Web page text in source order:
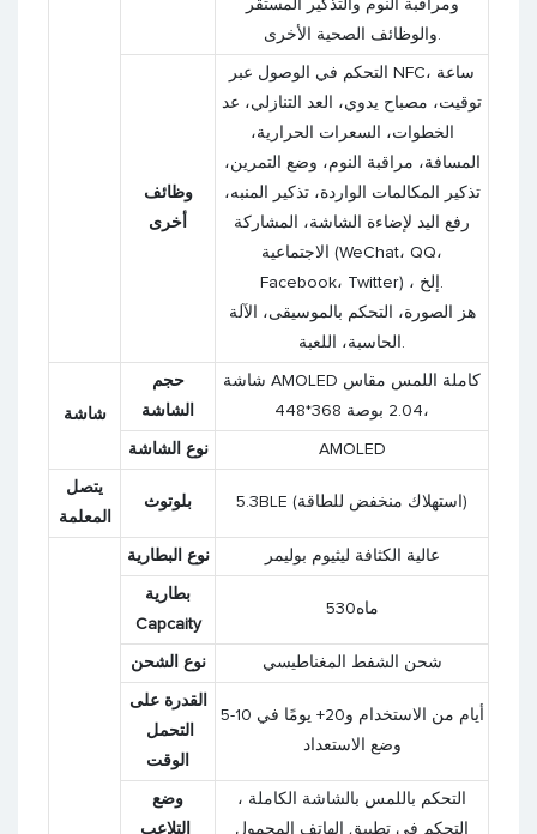
ومراقبة النوم والتذكير المستقر
والوظائف الصحية الأخرى.
وظائف
أخرى
التحكم في الوصول عبر NFC، ساعة
توقيت، مصباح يدوي، العد التنازلي، عد
الخطوات، السعرات الحرارية،
المسافة، مراقبة النوم، وضع التمرين،
تذكير المكالمات الواردة، تذكير المنبه،
رفع اليد لإضاءة الشاشة، المشاركة
الاجتماعية (WeChat، QQ،
Facebook، Twitter) ، إلخ.
هز الصورة، التحكم بالموسيقى، الآلة
الحاسبة، اللعبة.
شاشة
حجم
الشاشة
شاشة AMOLED كاملة اللمس مقاس
2.04 بوصة 368*448،
نوع الشاشة AMOLED
يتصل
المعلمة
بلوتوث 5.3BLE (استهلاك منخفض للطاقة)
نوع البطارية عالية الكثافة ليثيوم بوليمر
بطارية
Capcaity
ماه530
نوع الشحن شحن الشفط المغناطيسي
القدرة على
التحمل
الوقت
5-10 أيام من الاستخدام و20+ يومًا في
وضع الاستعداد
وضع
التحكم باللمس بالشاشة الكاملة ،
التحكم في تطبيق الهاتف المحمول